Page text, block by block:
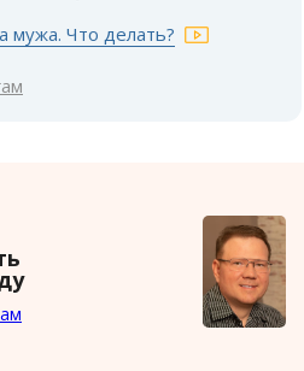
мужа. Что делать?